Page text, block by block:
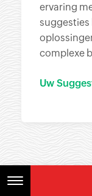
ervaring
complexe
Uw